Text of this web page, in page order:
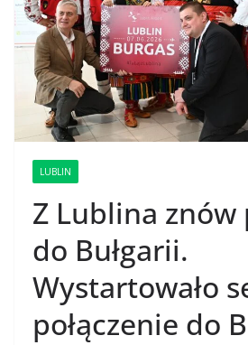
LUBLIN
Z Lublina
do Bułgarii.
Wystartowało
połączenie do